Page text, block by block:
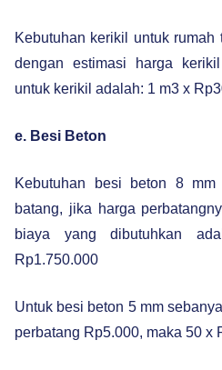
Kebutuhan kerikil untuk
dengan estimasi harga
untuk kerikil adalah: 1 m3 x
e. Besi Beton
Kebutuhan besi beton 8
batang, jika harga
biaya yang dibutuhkan
Rp1.750.000
Untuk besi beton 5 mm
perbatang Rp5.000, maka 50 x